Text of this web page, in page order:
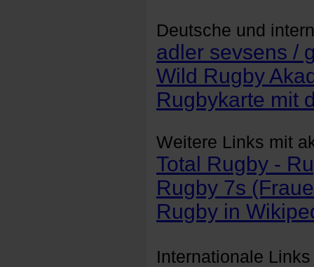
Deutsche und
adler sevsens /
Wild Rugby
Rugbykarte mit
Weitere Links mit
Total Rugby -
Rugby 7s
Rugby in
Internationale Links